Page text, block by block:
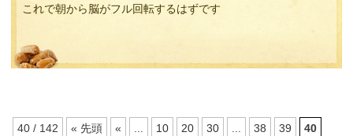
これで朝から脳がフル回転するはずです
40 / 142 « 先頭 « 10 20 30 38 39 40